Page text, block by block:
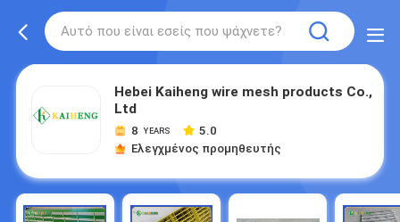
Hebei Kaiheng wire mesh products Co.,
Ltd
8 YEARS
5.0
Ελεγχμένος προμηθευτής